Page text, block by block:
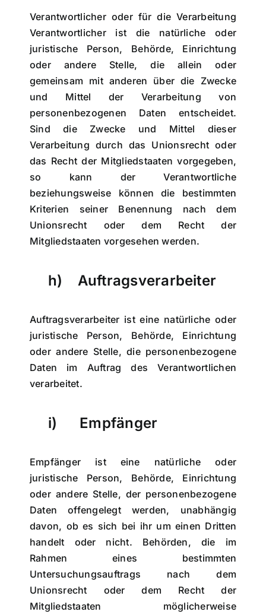
Verantwortlicher oder für die Verarbeitung
Verantwortlicher ist die natürliche oder
juristische Person, Behörde, Einrichtung
oder andere Stelle, die allein oder
gemeinsam mit anderen über die Zwecke
und Mittel der Verarbeitung von
personenbezogenen Daten entscheidet.
Sind die Zwecke und Mittel dieser
Verarbeitung durch das Unionsrecht oder
das Recht der Mitgliedstaaten vorgegeben,
so kann der Verantwortliche
beziehungsweise können die bestimmten
Kriterien seiner Benennung nach dem
Unionsrecht oder dem Recht der
Mitgliedstaaten vorgesehen werden.
h) Auftragsverarbeiter
Auftragsverarbeiter ist eine natürliche oder
juristische Person, Behörde, Einrichtung
oder andere Stelle, die personenbezogene
Daten im Auftrag des Verantwortlichen
verarbeitet.
i) Empfänger
Empfänger ist eine natürliche oder
juristische Person, Behörde, Einrichtung
oder andere Stelle, der personenbezogene
Daten offengelegt werden, unabhängig
davon, ob es sich bei ihr um einen Dritten
handelt oder nicht. Behörden, die im
Rahmen eines bestimmten
Untersuchungsauftrags nach dem
Unionsrecht oder dem Recht der
Mitgliedstaaten möglicherweise